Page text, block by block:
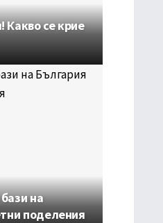
Какво се крие
на
поделения